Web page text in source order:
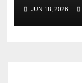
JUN 18, 2026